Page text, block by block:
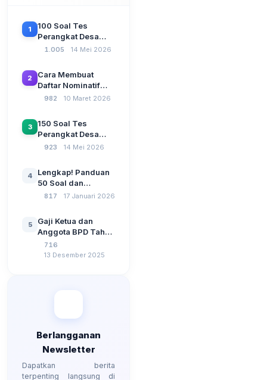
1
100 Soal Tes
Perangkat Desa
Terbaru 2026
CAT Berbasis UU
Desa No. 3 Tahun
2024
1.005 14 Mei 2026
2
Cara Membuat
Daftar Nominatif
Siltap di Aplikasi
SPP Pencairan
Dana Desa
982 10 Maret 2026
3
150 Soal Tes
Perangkat Desa
2026: Administrasi
Kebangsaan, dan
Komputer Beserta
Jawaban Paling
923 14 Mei 2026
4
Lengkap! Panduan
50 Soal dan
Jawaban Tes
Berdasarkan UU No
3 Tahun 2024
817 17 Januari 2026
5
Gaji Ketua dan
Anggota BPD Tahun
2026, Berapa
Besarannya? Ada
716
13 Desember 2025
Berlangganan
Newsletter
Dapatkan berita
terpenting langsung di